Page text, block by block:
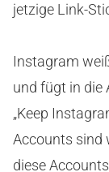
jetzige Link-
Instagram
und fügt in die
„Keep
Accounts sind
diese